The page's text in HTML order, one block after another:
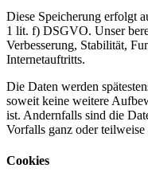
Diese Speicherung erfolgt
1 lit. f) DSGVO. Unser
Verbesserung, Stabilität,
Internetauftritts.
Die Daten werden
soweit keine weitere
ist. Andernfalls sind die
Vorfalls ganz oder
Cookies